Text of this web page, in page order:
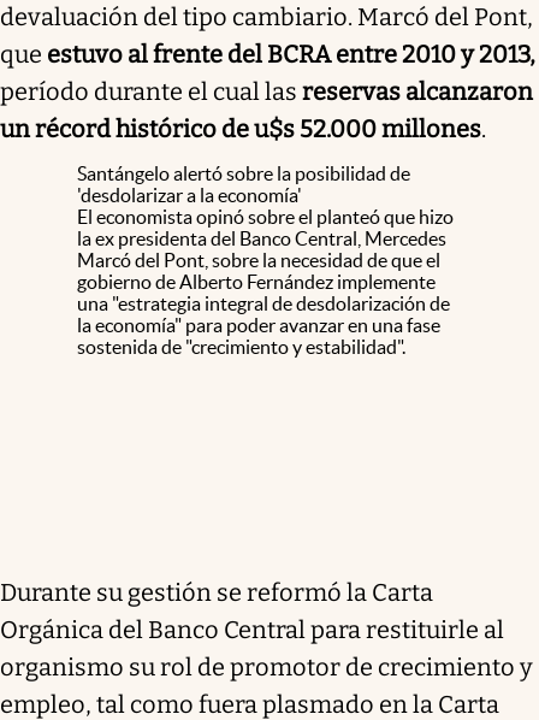
devaluación del tipo cambiario. Marcó del Pont,
que estuvo al frente del BCRA entre 2010 y 2013,
período durante el cual las reservas alcanzaron
un récord histórico de u$s 52.000 millones.
Santángelo alertó sobre la posibilidad de
'desdolarizar a la economía'
El economista opinó sobre el planteó que hizo
la ex presidenta del Banco Central, Mercedes
Marcó del Pont, sobre la necesidad de que el
gobierno de Alberto Fernández implemente
una "estrategia integral de desdolarización de
la economía" para poder avanzar en una fase
sostenida de "crecimiento y estabilidad".
Durante su gestión se reformó la Carta
Orgánica del Banco Central para restituirle al
organismo su rol de promotor de crecimiento y
empleo, tal como fuera plasmado en la Carta